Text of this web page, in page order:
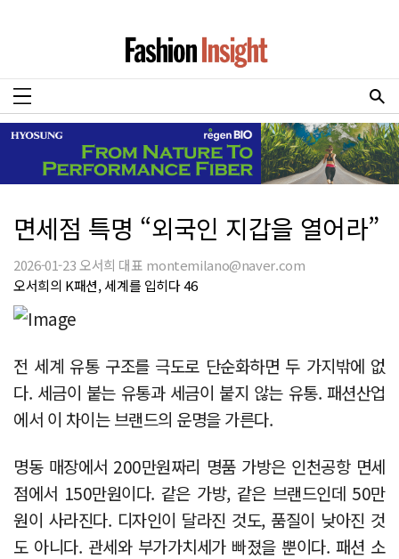
면세점 특명 “외국인 지갑을 열어라”
2026-01-23 오서희 대표 montemilano@naver.com
오서희의 K패션, 세계를 입히다 46
전 세계 유통 구조를 극도로 단순화하면 두 가지밖에 없
다. 세금이 붙는 유통과 세금이 붙지 않는 유통. 패션산업
에서 이 차이는 브랜드의 운명을 가른다.
명동 매장에서 200만원짜리 명품 가방은 인천공항 면세
점에서 150만원이다. 같은 가방, 같은 브랜드인데 50만
원이 사라진다. 디자인이 달라진 것도, 품질이 낮아진 것
도 아니다. 관세와 부가가치세가 빠졌을 뿐이다. 패션 소